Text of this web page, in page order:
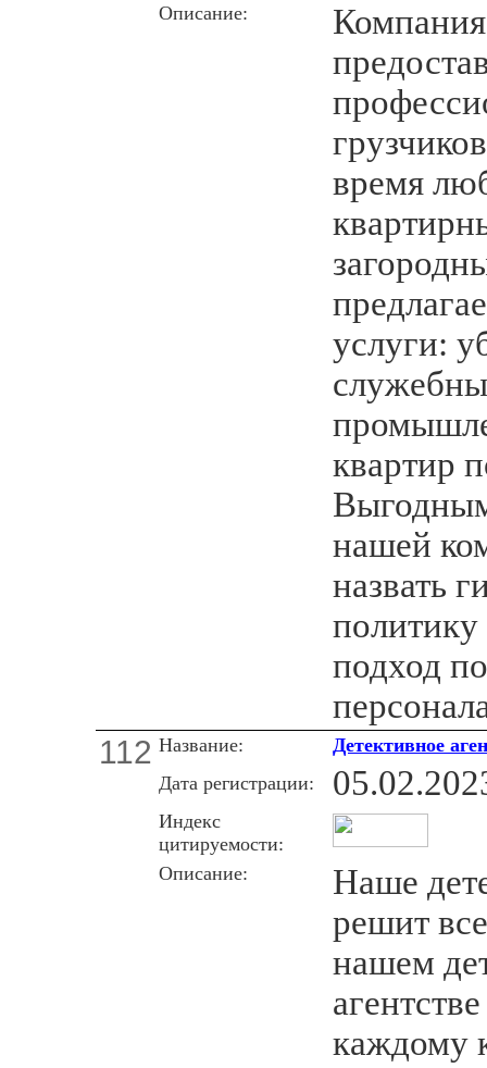
Описание:
время
услуги:
квартир
нашей
назвать
подход
112 Название:
Детективное
Дата регистрации:
Индекс
цитируемости:
Описание:
Наше
решит
нашем
каждому